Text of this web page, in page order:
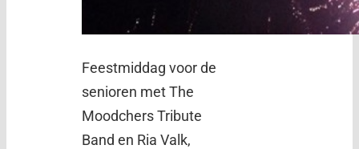
Feestmiddag voor de
senioren met The
Moodchers Tribute
Band en Ria Valk,